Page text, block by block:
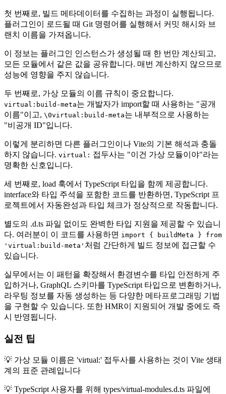
첫 번째로, 빌드 메타데이터를 수집하는 과정이 실행됩니다.
플러그인이 로드될 때 Git 명령어를 실행해서 커밋 해시와 브
랜치 이름을 가져옵니다.
이 정보는 플러그인 인스턴스가 생성될 때 한 번만 계산되고,
모든 모듈에서 같은 값을 공유합니다. 매번 계산하지 않으므로
성능에 영향을 주지 않습니다.
두 번째로, 가상 모듈의 이름 규칙이 중요합니다.
virtual:build-meta는 개발자가 import할 때 사용하는 "공개
이름"이고, \0virtual:build-meta는 내부적으로 사용하는
"비공개 ID"입니다.
이렇게 분리하면 다른 플러그인이나 Vite의 기본 해석과 충돌
하지 않습니다. virtual: 접두사는 "이건 가상 모듈이야"라는
명확한 신호입니다.
세 번째로, load 훅에서 TypeScript 타입을 함께 제공합니다.
interface와 타입 주석을 포함한 코드를 반환하면, TypeScript 프
로젝트에서 자동완성과 타입 체크가 정상적으로 작동합니다.
별도의 .d.ts 파일 없이도 완벽한 타입 지원을 제공할 수 있습니
다. 여러분이 이 코드를 사용하면 import { buildMeta } from
'virtual:build-meta' 처럼 간단하게 빌드 정보에 접근할 수
있습니다.
실무에서는 이 패턴을 확장해서 환경변수를 타입 안전하게 주
입하거나, GraphQL 스키마를 TypeScript 타입으로 변환하거나,
라우팅 정보를 자동 생성하는 등 다양한 메타프로그래밍 기법
을 구현할 수 있습니다. 또한 HMR이 지원되어 개발 중에도 즉
시 반영됩니다.
실전 팁
💡 가상 모듈 이름은 'virtual:' 접두사를 사용하는 것이 Vite 생태
계의 표준 관례입니다
💡 TypeScript 사용자를 위해 types/virtual-modules.d.ts 파일에